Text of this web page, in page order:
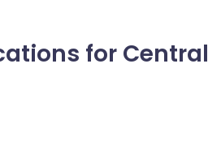
for Central